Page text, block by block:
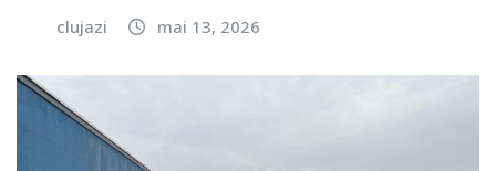
clujazi mai 13, 2026